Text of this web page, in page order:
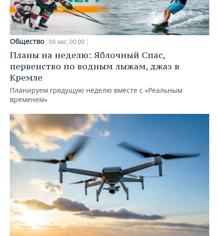
Общество 09 авг, 00:00
Планы на неделю: Яблочный Спас,
первенство по водным лыжам, джаз в
Кремле
Планируем грядущую неделю вместе с «Реальным
временем»